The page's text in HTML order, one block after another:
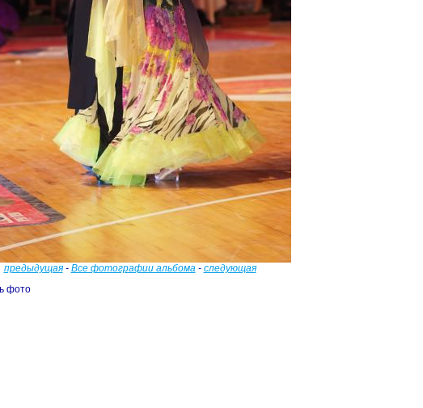
предыдущая- Все фотографии альбома - следующая
фото